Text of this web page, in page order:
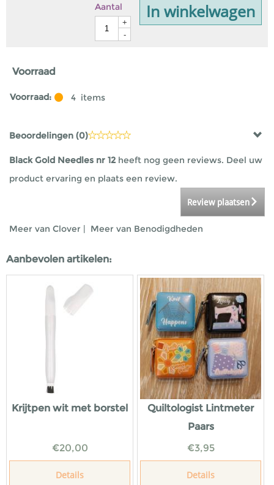
Aantal
+
-
In winkelwagen
Voorraad
Voorraad: 4 items
Beoordelingen (0)
Black Gold Needles nr 12 heeft nog geen reviews. Deel uw
product ervaring en plaats een review.
Review plaatsen
Meer van Clover | Meer van Benodigdheden
Aanbevolen artikelen:
Krijtpen wit met borstel
€20,00
Details
Quiltologist Lintmeter
Paars
€3,95
Details